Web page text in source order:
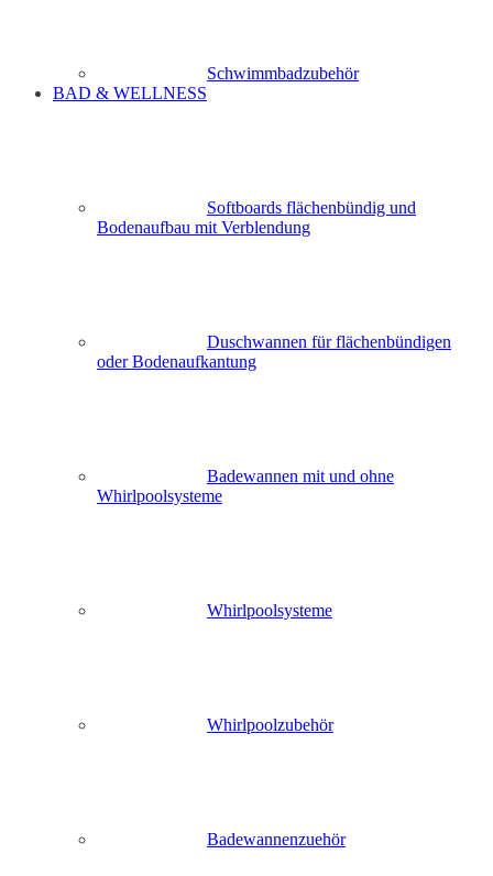
Schwimmbadzubehör
BAD & WELLNESS
Softboards flächenbündig und
Bodenaufbau mit Verblendung
Duschwannen für flächenbündigen
oder Bodenaufkantung
Badewannen mit und ohne
Whirlpoolsysteme
Whirlpoolsysteme
Whirlpoolzubehör
Badewannenzuehör